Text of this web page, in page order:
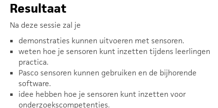
Resultaat
Na deze sessie zal je
demonstraties kunnen uitvoeren met sensoren.
weten hoe je sensoren kunt inzetten tijdens leerlingen
practica.
Pasco sensoren kunnen gebruiken en de bijhorende
software.
idee hebben hoe je sensoren kunt inzetten voor
onderzoekscompetenties.